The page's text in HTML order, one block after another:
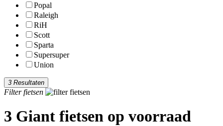
Popal
Raleigh
RiH
Scott
Sparta
Supersuper
Union
3 Resultaten
Filter fietsen
3 Giant fietsen op voorraad